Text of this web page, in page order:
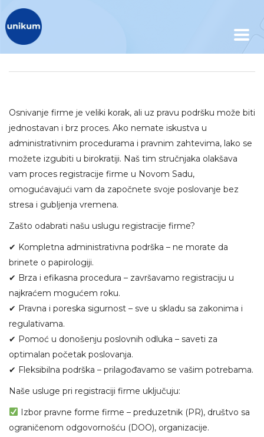
Osnivanje firme je veliki korak, ali uz pravu podršku može biti
jednostavan i brz proces. Ako nemate iskustva u
administrativnim procedurama i pravnim zahtevima, lako se
možete izgubiti u birokratiji. Naš tim stručnjaka olakšava
vam proces registracije firme u Novom Sadu,
omogućavajući vam da započnete svoje poslovanje bez
stresa i gubljenja vremena.
Zašto odabrati našu uslugu registracije firme?
✔ Kompletna administrativna podrška – ne morate da
brinete o papirologiji.
✔ Brza i efikasna procedura – završavamo registraciju u
najkraćem mogućem roku.
✔ Pravna i poreska sigurnost – sve u skladu sa zakonima i
regulativama.
✔ Pomoć u donošenju poslovnih odluka – saveti za
optimalan početak poslovanja.
✔ Fleksibilna podrška – prilagođavamo se vašim potrebama.
Naše usluge pri registraciji firme uključuju:
Izbor pravne forme firme – preduzetnik (PR), društvo sa
ograničenom odgovornošću (DOO), organizacije.